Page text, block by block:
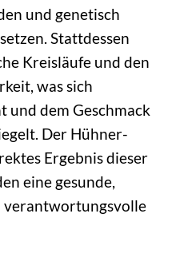
und genetisch
Stattdessen
Kreisläufe und den
was sich
dem Geschmack
Der Hühner-
Ergebnis dieser
eine gesunde,
verantwortungsvolle